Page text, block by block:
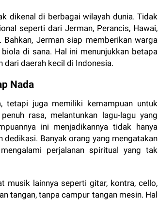
dikenal di berbagai wilayah dunia. Tidak
seperti dari Jerman, Perancis, Hawai,
Jerman siap memberikan warga
di sana. Hal ini menunjukkan betapa
dari daerah kecil di Indonesia.
Nada
tetapi juga memiliki kemampuan untuk
rasa, melantunkan lagu-lagu yang
ini menjadikannya tidak hanya
Banyak orang yang mengatakan
perjalanan spiritual yang tak
musik lainnya seperti gitar, kontra, cello,
tangan, tanpa campur tangan mesin. Hal